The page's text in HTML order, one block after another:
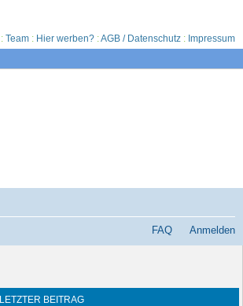
: Team : Hier werben? :AGB / Datenschutz : Impressum
FAQ Anmelden
LETZTER BEITRAG